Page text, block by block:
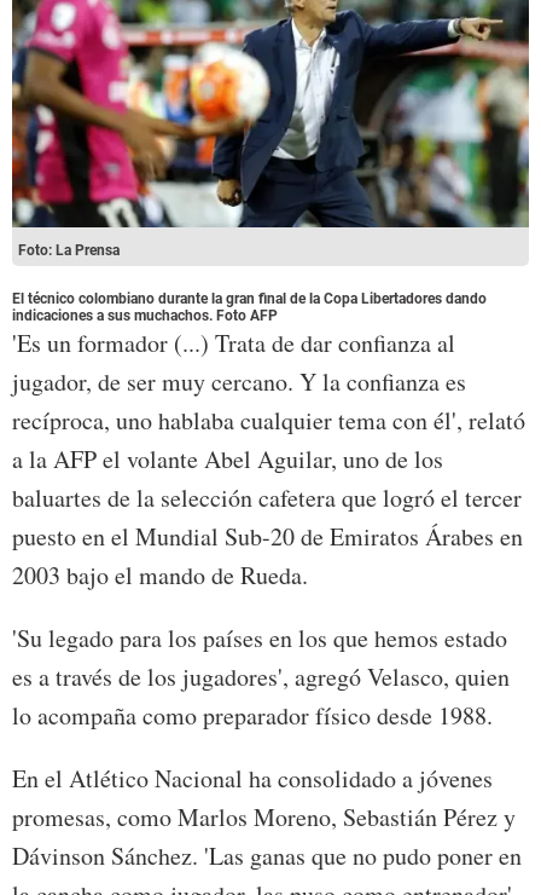
Foto: La Prensa
El técnico colombiano durante la gran final de la Copa Libertadores dando
indicaciones a sus muchachos. Foto AFP
'Es un formador (...) Trata de dar confianza al
jugador, de ser muy cercano. Y la confianza es
recíproca, uno hablaba cualquier tema con él', relató
a la AFP el volante Abel Aguilar, uno de los
baluartes de la selección cafetera que logró el tercer
puesto en el Mundial Sub-20 de Emiratos Árabes en
2003 bajo el mando de Rueda.
'Su legado para los países en los que hemos estado
es a través de los jugadores', agregó Velasco, quien
lo acompaña como preparador físico desde 1988.
En el Atlético Nacional ha consolidado a jóvenes
promesas, como Marlos Moreno, Sebastián Pérez y
Dávinson Sánchez. 'Las ganas que no pudo poner en